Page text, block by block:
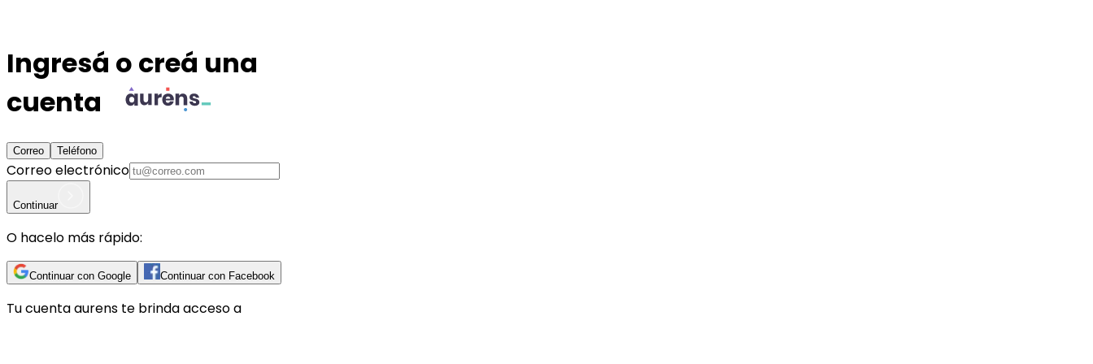
Ingresá o creá una
cuenta
Correo Teléfono
Correo electrónico
Continuar
O hacelo más rápido:
Continuar con Google Continuar con Facebook
Tu cuentaaurens te brinda acceso a